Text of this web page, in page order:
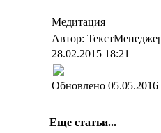
Медитация
Автор:
28.02.2015 18:21
Обновлено 05.05.2016
Еще статьи...